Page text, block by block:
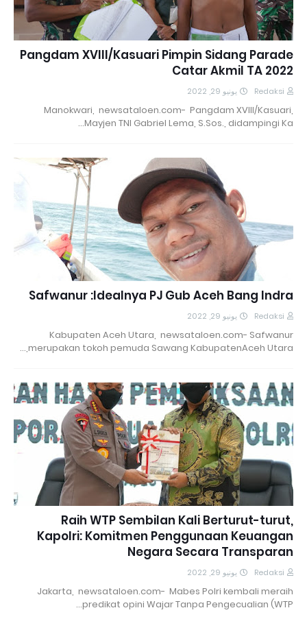
Pangdam XVIII/Kasuari Pimpin Sidang Parade
Catar Akmil TA 2022
Redaksi يونيو 29, 2022
Manokwari, newsataloen.com- Pangdam XVIII/Kasuari,
Mayjen TNI Gabriel Lema, S.Sos., didampingi Ka…
Safwanur :Idealnya PJ Gub Aceh Bang Indra
Redaksi يونيو 29, 2022
Kabupaten Aceh Utara, newsataloen.com- Safwanur
merupakan tokoh pemuda Sawang KabupatenAceh Utara,…
Raih WTP Sembilan Kali Berturut-turut,
Kapolri: Komitmen Penggunaan Keuangan
Negara Secara Transparan
Redaksi يونيو 29, 2022
Jakarta, newsataloen.com- Mabes Polri kembali meraih
predikat opini Wajar Tanpa Pengecualian (WTP…